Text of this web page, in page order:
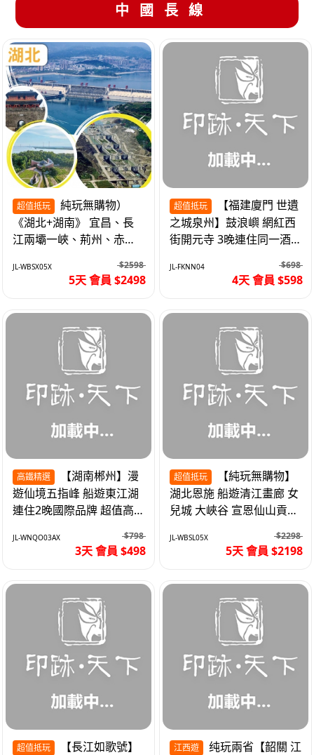
中國長線
超值抵玩
《湖北+湖南》 宜昌、長
江兩壩一峽、荊州、赤
天
JL-WBSX05X $2598
5天 會員 $2498
超值抵玩
之城泉州】鼓浪嶼 網紅西
街開元寺 3晚連住同一酒
JL-FKNN04 $698
4天 會員 $598
高鐵精選
遊仙境五指峰 船遊東江湖
連住2晚國際品牌 超值高
JL-WNQO03AX $798
3天 會員 $498
超值抵玩
湖北恩施 船遊清江畫廊 女
兒城 大峽谷 宣恩仙山貢水
JL-WBSL05X $2298
5天 會員 $2198
超值抵玩 江西遊